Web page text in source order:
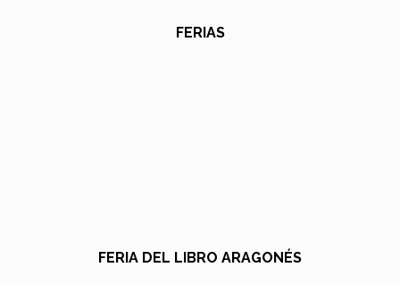
FERIAS
FERIA DEL LIBRO ARAGONÉS